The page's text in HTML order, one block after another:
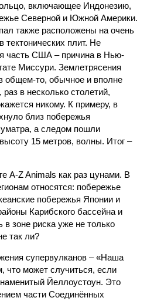
включающее Индонезию,
Северной и Южной Америки.
также расположены на очень
тектонических плит. Не
часть США – причина в Нью-
Миссури. Землетрясения
общем-то, обычное и вполне
в несколько столетий,
никому. К примеру, в
близ побережья
а следом пошли
15 метров, волны. Итог –
A-Z Animals как раз цунами. В
относятся: побережье
побережья Японии и
Карибского бассейна и
зоне риска уже не только
так ли?
супервулканов – «Наша
что может случиться, если
Йеллоустоун. Это
части Соединённых